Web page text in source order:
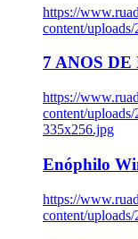
https://
content/
7 ANOS DE
https://
content/
335x256.jpg
Enóphilo
https://
content/